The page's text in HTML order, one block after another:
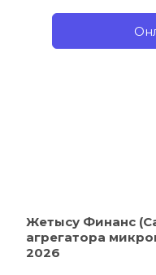
Жетысу Финанс (
агрегатора
2026